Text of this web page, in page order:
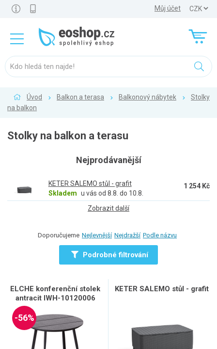
Můj účet
Úvod Balkon a terasa Balkonový nábytek
Stolky
na balkon
Stolky na balkon a terasu
Nejprodávanější
KETER SALEMO stůl - grafit
Skladem u vás od 8.8. do 10.8.
1 254 Kč
Zobrazit další
Doporučujeme Nejlevnější Nejdražší Podle názvu
Podrobné filtrování
ELCHE konferenční stolek
antracit IWH-10120006
-56%
KETER SALEMO stůl - grafit